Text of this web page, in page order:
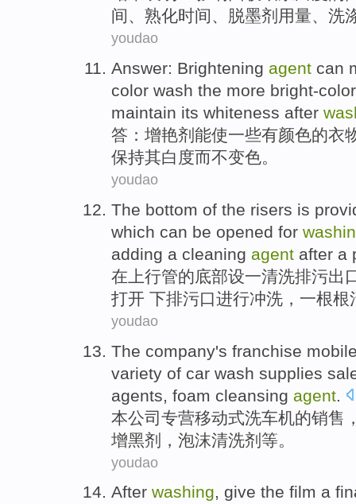
间、 熟化时间、 脱墨剂用量、洗
youdao
Answer: Brightening agent can
color wash the more bright-
maintain its whiteness after
答 ： 增艳剂 能使一些有颜色的衣
保持其白度而不变色。
youdao
The bottom of the risers is
which can be opened for
adding a cleaning agent after a
在 上行管的底部设一清洗排污出
打开 下排污口进行冲洗 ， 一根根
youdao
The company's franchise
variety of car wash supplies
agents foam cleansing agent
本公司 专营移动式洗车机的销售
增黑剂 ，泡沫清洗剂等。
youdao
After washing, give the film a